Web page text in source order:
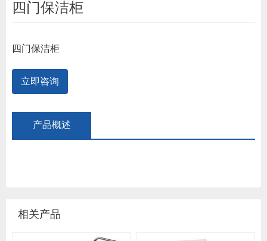
四门保洁柜
四门保洁柜
立即咨询
产品概述
相关产品